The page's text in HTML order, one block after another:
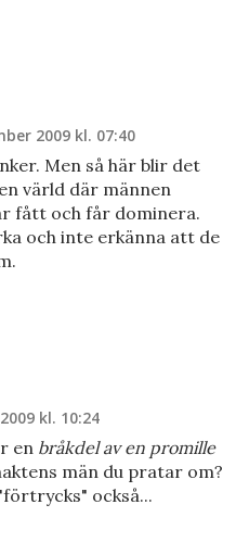
2009 kl. 07:40
Men så här blir det
värld där männen
fått och får dominera.
och inte erkänna att de
kl. 10:24
en bråkdel av en promille
män du pratar om?
också...